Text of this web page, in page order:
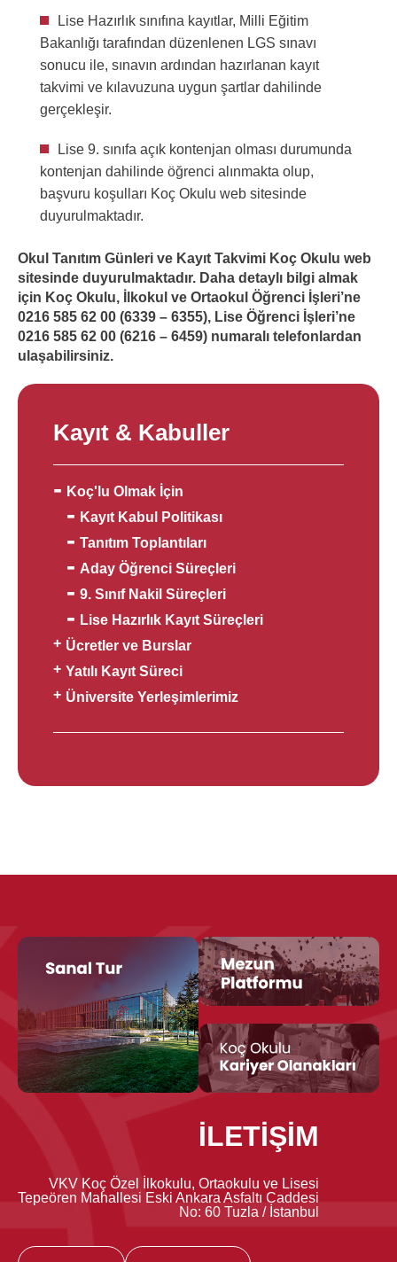
Lise Hazırlık sınıfına kayıtlar, Milli Eğitim
Bakanlığı tarafından düzenlenen LGS sınavı
sonucu ile, sınavın ardından hazırlanan kayıt
takvimi ve kılavuzuna uygun şartlar dahilinde
gerçekleşir.
Lise 9. sınıfa açık kontenjan olması durumunda
kontenjan dahilinde öğrenci alınmakta olup,
başvuru koşulları Koç Okulu web sitesinde
duyurulmaktadır.
Okul Tanıtım Günleri ve Kayıt Takvimi Koç Okulu web
sitesinde duyurulmaktadır. Daha detaylı bilgi almak
için Koç Okulu, İlkokul ve Ortaokul Öğrenci İşleri’ne
0216 585 62 00 (6339 – 6355), Lise Öğrenci İşleri’ne
0216 585 62 00 (6216 – 6459) numaralı telefonlardan
ulaşabilirsiniz.
Kayıt & Kabuller
Koç'lu Olmak İçin
Kayıt Kabul Politikası
Tanıtım Toplantıları
Aday Öğrenci Süreçleri
9. Sınıf Nakil Süreçleri
Lise Hazırlık Kayıt Süreçleri
Ücretler ve Burslar
Yatılı Kayıt Süreci
Üniversite Yerleşimlerimiz
İLETİŞİM
VKV Koç Özel İlkokulu, Ortaokulu ve Lisesi
Tepeören Mahallesi Eski Ankara Asfaltı Caddesi
No: 60 Tuzla / İstanbul